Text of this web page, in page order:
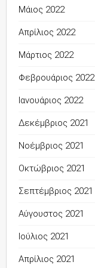
Μάιος 2022
Απρίλιος 2022
Μάρτιος 2022
Φεβρουάριος 2022
Ιανουάριος 2022
Δεκέμβριος 2021
Νοέμβριος 2021
Οκτώβριος 2021
Σεπτέμβριος 2021
Αύγουστος 2021
Ιούλιος 2021
Απρίλιος 2021